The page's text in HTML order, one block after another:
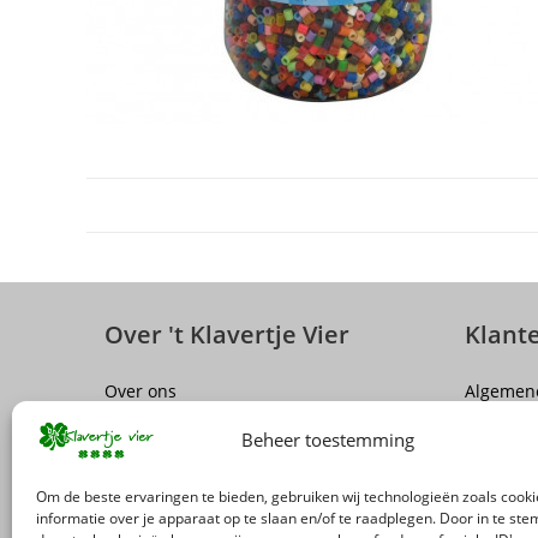
Beheer toestemming
Om de beste ervaringen te bieden, gebruiken wij technologieën zoals
informatie over je apparaat op te slaan en/of te raadplegen. Door in te
Over 't Klavertje Vier
Over ons
Vacatures
Levering